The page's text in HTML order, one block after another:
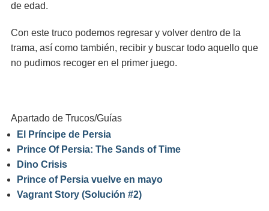
de edad.
Con este truco podemos regresar y volver dentro de la
trama, así como también, recibir y buscar todo aquello que
no pudimos recoger en el primer juego.
Apartado de Trucos/Guías
El Príncipe de Persia
Prince Of Persia: The Sands of Time
Dino Crisis
Prince of Persia vuelve en mayo
Vagrant Story (Solución #2)